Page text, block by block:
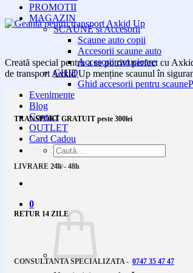
PROMOTII
MAGAZIN
SCAUNE si Accesorii
Scaune auto copii
Accesorii scaune auto
Accesorii carucioare
GHID
Ghid accesorii pentru scaune
Evenimente
Blog
Contact
OUTLET
Card Cadou
Caută
după:
0
Creată special pentru a se potrivi perfect cu
de transport Axkid Up menține scaunul în
TRANSPORT GRATUIT peste 300lei
LIVRARE 24h - 48h
RETUR 14 ZILE
CONSULTANTA SPECIALIZATA - 0747 35 47 47